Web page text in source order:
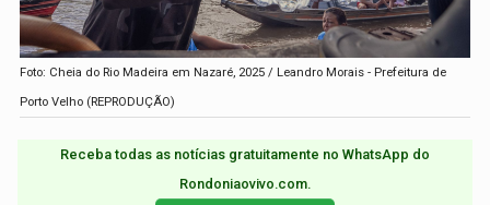
Foto: Cheia do Rio Madeira em Nazaré, 2025 / Leandro Morais - Prefeitura de
Porto Velho (REPRODUÇÃO)
Receba todas as notícias gratuitamente no WhatsApp do
Rondoniaovivo.com.​